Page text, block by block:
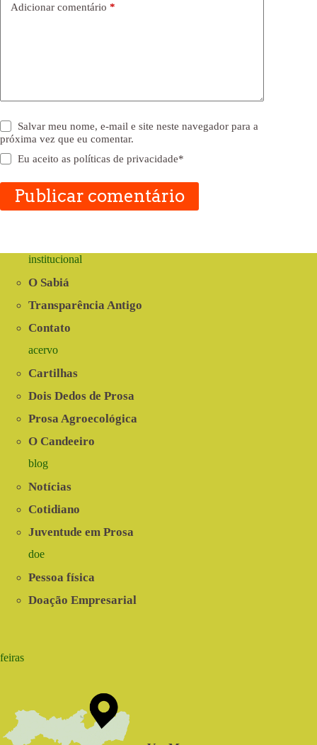
Adicionar comentário *
Salvar meu nome, e-mail e site neste navegador para a
próxima vez que eu comentar.
Eu aceito aspolíticas de privacidade*
Publicar comentário
institucional
O Sabiá
Transparência Antigo
Contato
acervo
Cartilhas
Dois Dedos de Prosa
Prosa Agroecológica
O Candeeiro
blog
Notícias
Cotidiano
Juventude em Prosa
doe
Pessoa física
Doação Empresarial
feiras